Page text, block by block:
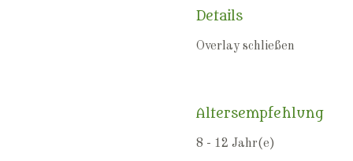
Details
Overlay schließen
Altersempfehlung
8 - 12 Jahr(e)